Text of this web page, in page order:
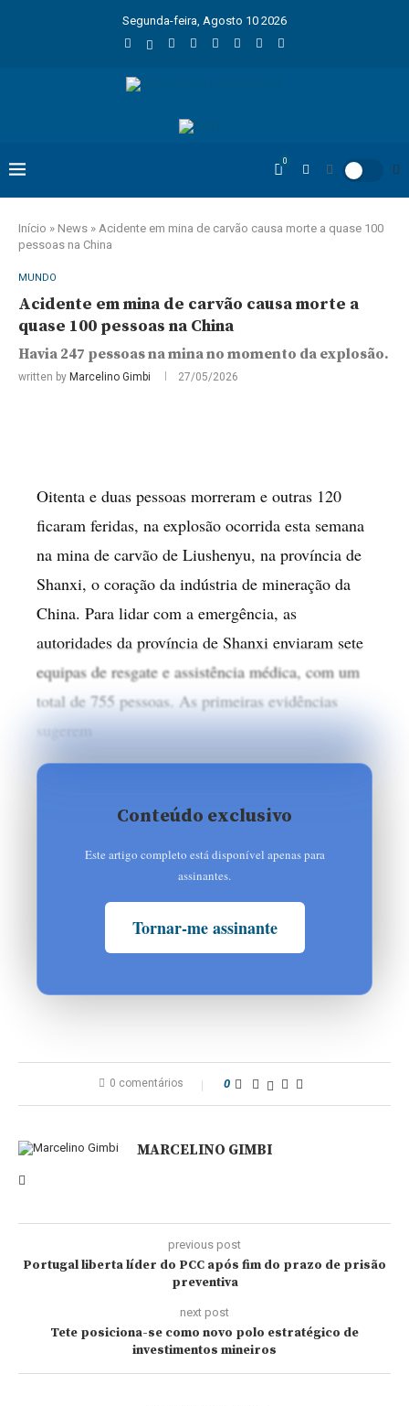
Segunda-feira, Agosto 10 2026
0
Início » News » Acidente em mina de carvão causa morte a quase 100
pessoas na China
MUNDO
Acidente em mina de carvão causa morte a
quase 100 pessoas na China
Havia 247 pessoas na mina no momento da explosão.
written by Marcelino Gimbi 27/05/2026
Oitenta e duas pessoas morreram e outras 120
ficaram feridas, na explosão ocorrida esta semana
na mina de carvão de Liushenyu, na província de
Shanxi, o coração da indústria de mineração da
China. Para lidar com a emergência, as
autoridades da província de Shanxi enviaram sete
equipas de resgate e assistência médica, com um
total de 755 pessoas. As primeiras evidências
sugerem
Conteúdo exclusivo
Este artigo completo está disponível apenas para
assinantes.
Tornar-me assinante
0 comentários 0
MARCELINO GIMBI
previous post
Portugal liberta líder do PCC após fim do prazo de prisão
preventiva
next post
Tete posiciona-se como novo polo estratégico de
investimentos mineiros